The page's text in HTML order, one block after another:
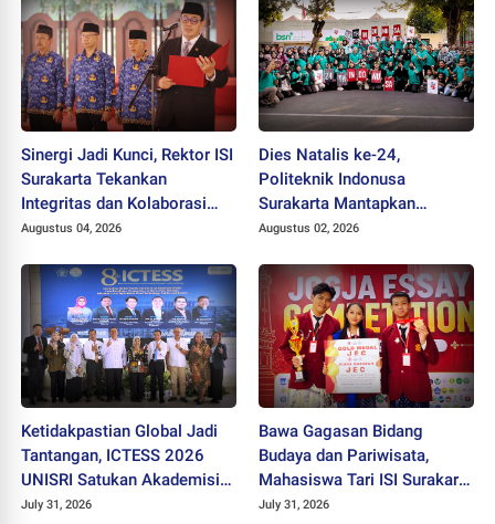
Sinergi Jadi Kunci, Rektor ISI
Surakarta Tekankan
Integritas dan Kolaborasi
pada Pejabat Baru
Augustus 04, 2026
Dies Natalis ke-24,
Politeknik Indonusa
Surakarta Mantapkan
Langkah Bertransformasi
Augustus 02, 2026
Ketidakpastian Global Jadi
Tantangan, ICTESS 2026
UNISRI Satukan Akademisi 5
Negara Demi Solusi Lintas
July 31, 2026
Bawa Gagasan Bidang
Budaya dan Pariwisata,
Mahasiswa Tari ISI Surakarta
Raih Medali Emas JEC 2026
July 31, 2026